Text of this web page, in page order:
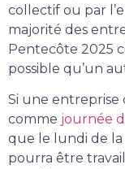
collectif ou par
majorité des
Pentecôte 2025
possible qu’un
Si une
comme journée
que le lundi de la
pourra être